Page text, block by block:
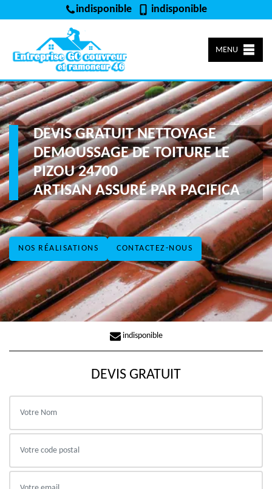
indisponible indisponible
MENU
NOS RÉALISATIONS CONTACTEZ-NOUS
DEVIS GRATUIT NETTOYAGE
DEMOUSSAGE DE TOITURE LE
PIZOU 24700
ARTISAN ASSURÉ PAR PACIFICA
indisponible
DEVIS GRATUIT